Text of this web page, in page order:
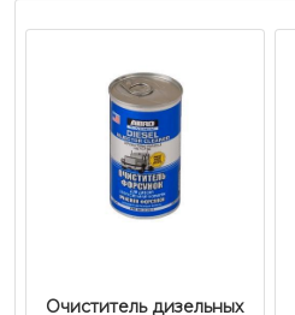
Очиститель дизельных